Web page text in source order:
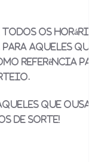
os
aqueles que
referência
que
de sorte!